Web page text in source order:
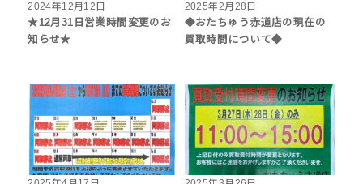
2024年12月12日
★12月31日営業時間変更のお
知らせ★
2025年2月28日
◆おたちゅう赤道店の現在の
買取時間について◆